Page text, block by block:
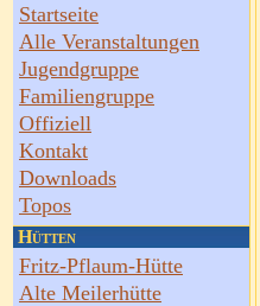
Startseite
Alle Veranstaltungen
Jugendgruppe
Familiengruppe
Offiziell
Kontakt
Downloads
Topos
Hütten
Fritz-Pflaum-Hütte
Alte Meilerhütte